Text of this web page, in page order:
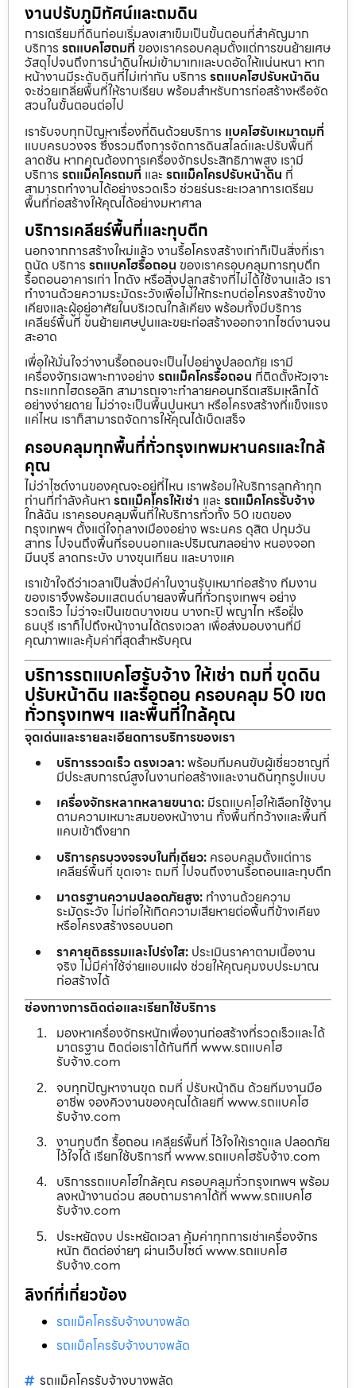
งานปรับภูมิทัศน์และถมดิน
การเตรียมที่ดินก่อนเริ่มลงเสาเข็มเป็นขั้นตอนที่สำคัญมาก
บริการ รถแบคโฮถมที่ ของเราครอบคลุมตั้งแต่การขนย้ายเศษ
วัสดุไปจนถึงการนำดินใหม่เข้ามาเทและบดอัดให้แน่นหนา หาก
หน้างานมีระดับดินที่ไม่เท่ากัน บริการ รถแบคโฮปรับหน้าดิน
จะช่วยเกลี่ยพื้นที่ให้ราบเรียบ พร้อมสำหรับการก่อสร้างหรือจัด
สวนในขั้นตอนต่อไป
เรารับจบทุกปัญหาเรื่องที่ดินด้วยบริการ แบคโฮรับเหมาถมที่
แบบครบวงจร ซึ่งรวมถึงการจัดการดินสไลด์และปรับพื้นที่
ลาดชัน หากคุณต้องการเครื่องจักรประสิทธิภาพสูง เรามี
บริการ รถแม็คโครถมที่ และ รถแม็คโครปรับหน้าดิน ที่
สามารถทำงานได้อย่างรวดเร็ว ช่วยร่นระยะเวลาการเตรียม
พื้นที่ก่อสร้างให้คุณได้อย่างมหาศาล
บริการเคลียร์พื้นที่และทุบตึก
นอกจากการสร้างใหม่แล้ว งานรื้อโครงสร้างเก่าก็เป็นสิ่งที่เรา
ถนัด บริการ รถแบคโฮรื้อถอน ของเราครอบคลุมการทุบตึก
รื้อถอนอาคารเก่า โกดัง หรือสิ่งปลูกสร้างที่ไม่ได้ใช้งานแล้ว เรา
ทำงานด้วยความระมัดระวังเพื่อไม่ให้กระทบต่อโครงสร้างข้าง
เคียงและผู้อยู่อาศัยในบริเวณใกล้เคียง พร้อมทั้งมีบริการ
เคลียร์พื้นที่ ขนย้ายเศษปูนและขยะก่อสร้างออกจากไซต์งานจน
สะอาด
เพื่อให้มั่นใจว่างานรื้อถอนจะเป็นไปอย่างปลอดภัย เรามี
เครื่องจักรเฉพาะทางอย่าง รถแม็คโครรื้อถอน ที่ติดตั้งหัวเจาะ
กระแทกไฮดรอลิก สามารถเจาะทำลายคอนกรีตเสริมเหล็กได้
อย่างง่ายดาย ไม่ว่าจะเป็นพื้นปูนหนา หรือโครงสร้างที่แข็งแรง
แค่ไหน เราก็สามารถจัดการให้คุณได้เบ็ดเสร็จ
ครอบคลุมทุกพื้นที่ทั่วกรุงเทพมหานครและใกล้
คุณ
ไม่ว่าไซต์งานของคุณจะอยู่ที่ไหน เราพร้อมให้บริการลูกค้าทุก
ท่านที่กำลังค้นหา รถแม็คโครให้เช่า และ รถแม็คโครรับจ้าง
ใกล้ฉัน เราครอบคลุมพื้นที่ให้บริการทั่วทั้ง 50 เขตของ
กรุงเทพฯ ตั้งแต่ใจกลางเมืองอย่าง พระนคร ดุสิต ปทุมวัน
สาทร ไปจนถึงพื้นที่รอบนอกและปริมณฑลอย่าง หนองจอก
มีนบุรี ลาดกระบัง บางขุนเทียน และบางแค
เราเข้าใจดีว่าเวลาเป็นสิ่งมีค่าในงานรับเหมาก่อสร้าง ทีมงาน
ของเราจึงพร้อมแสตนด์บายลงพื้นที่ทั่วกรุงเทพฯ อย่าง
รวดเร็ว ไม่ว่าจะเป็นเขตบางเขน บางกะปิ พญาไท หรือฝั่ง
ธนบุรี เราก็ไปถึงหน้างานได้ตรงเวลา เพื่อส่งมอบงานที่มี
คุณภาพและคุ้มค่าที่สุดสำหรับคุณ
บริการรถแบคโฮรับจ้าง ให้เช่า ถมที่ ขุดดิน
ปรับหน้าดิน และรื้อถอน ครอบคลุม 50 เขต
ทั่วกรุงเทพฯ และพื้นที่ใกล้คุณ
จุดเด่นและรายละเอียดการบริการของเรา
บริการรวดเร็ว ตรงเวลา:พร้อมทีมคนขับผู้เชี่ยวชาญที่
มีประสบการณ์สูงในงานก่อสร้างและงานดินทุกรูปแบบ
เครื่องจักรหลากหลายขนาด: มีรถแบคโฮให้เลือกใช้งาน
ตามความเหมาะสมของหน้างาน ทั้งพื้นที่กว้างและพื้นที่
แคบเข้าถึงยาก
บริการครบวงจรจบในที่เดียว: ครอบคลุมตั้งแต่การ
เคลียร์พื้นที่ ขุดเจาะ ถมที่ ไปจนถึงงานรื้อถอนและทุบตึก
มาตรฐานความปลอดภัยสูง: ทำงานด้วยความ
ระมัดระวัง ไม่ก่อให้เกิดความเสียหายต่อพื้นที่ข้างเคียง
หรือโครงสร้างรอบนอก
ราคายุติธรรมและโปร่งใส: ประเมินราคาตามเนื้องาน
จริง ไม่มีค่าใช้จ่ายแอบแฝง ช่วยให้คุณคุมงบประมาณ
ก่อสร้างได้
ช่องทางการติดต่อและเรียกใช้บริการ
มองหาเครื่องจักรหนักเพื่องานก่อสร้างที่รวดเร็วและได้
มาตรฐาน ติดต่อเราได้ทันทีที่ www.รถแบคโฮ
รับจ้าง.com
จบทุกปัญหางานขุด ถมที่ ปรับหน้าดิน ด้วยทีมงานมือ
อาชีพ จองคิวงานของคุณได้เลยที่ www.รถแบคโฮ
รับจ้าง.com
งานทุบตึก รื้อถอน เคลียร์พื้นที่ ไว้ใจให้เราดูแล ปลอดภัย
ไว้ใจได้ เรียกใช้บริการที่ www.รถแบคโฮรับจ้าง.com
บริการรถแบคโฮใกล้คุณ ครอบคลุมทั่วกรุงเทพฯ พร้อม
ลงหน้างานด่วน สอบถามราคาได้ที่ www.รถแบคโฮ
รับจ้าง.com
ประหยัดงบ ประหยัดเวลา คุ้มค่าทุกการเช่าเครื่องจักร
หนัก ติดต่อง่ายๆ ผ่านเว็บไซต์ www.รถแบคโฮ
รับจ้าง.com
ลิงก์ที่เกี่ยวข้อง
รถแม็คโครรับจ้างบางพลัด
รถแม็คโครรับจ้างบางพลัด
รถแม็คโครรับจ้างบางพลัด